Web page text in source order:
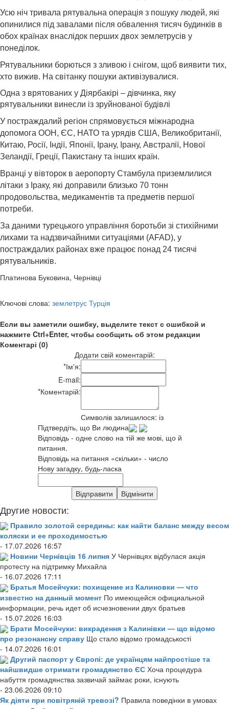
Усю ніч тривала рятувальна операція з пошуку людей, які
опинилися під завалами після обвалення тисяч будинків в
обох країнах внаслідок перших двох землетрусів у
понеділок.
Рятувальники борються з зливою і снігом, щоб виявити тих,
хто вижив. На світанку пошуки активізувалися.
Одна з врятованих у Діярбакірі – дівчинка, яку
рятувальники винесли із зруйнованої будівлі
У постраждалий регіон спрямовується міжнародна
допомога ООН, ЄС, НАТО та урядів США, Великобританії,
Китаю, Росії, Індії, Японії, Ірану, Ірану, Австралії, Нової
Зеландії, Греції, Пакистану та інших країн.
Вранці у вівторок в аеропорту Стамбула приземлилися
літаки з Іраку, які доправили близько 70 тонн
продовольства, медикаментів та предметів першої
потреби.
За даними турецького управління боротьби зі стихійними
лихами та надзвичайними ситуаціями (AFAD), у
постраждалих районах вже працює понад 24 тисячі
рятувальників.
Платинова Буковина, Чернівці
Ключові слова: землетрус Турція
Если вы заметили ошибку, выделите текст с ошибкой и
нажмите Ctrl+Enter, чтобы сообщить об этом редакции
Коментарі (0)
Додати свій коментарій:
*Ім'я:
E-mail:
*Коментарій:
Символів залишилося: із
Підтвердіть, що Ви людина
Відповідь - одне слово на тій же мові, що й
питання.
Відповідь на питання «скільки» - число
Нову загадку, будь-ласка
Другие новости:
Правило золотой середины: как найти баланс между весом
коляски и ее проходимостью
- 17.07.2026 16:57
Новини Чернівців 16 липня У Чернівцях відбулася акція
протесту на підтримку Михайла
- 16.07.2026 17:11
Братья Мосейчуки: похищение из Калиновки — что
известно на данный момент По имеющейся официальной
информации, речь идет об исчезновении двух братьев
- 15.07.2026 16:03
Брати Мосейчуки: викрадення з Калинівки — що відомо
про резонансну справу Що стало відомо громадськості
- 14.07.2026 16:01
Другий паспорт у Європі: де українцям найпростіше та
найшвидше отримати громадянство ЄС Хоча процедура
набуття громадянства зазвичай займає роки, існують
- 23.06.2026 09:10
Як діяти при повітряній тревозі? Правила поведінки в умовах